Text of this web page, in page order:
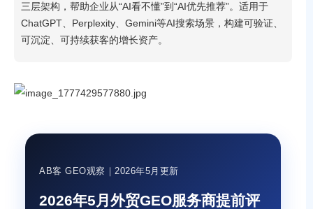
三层架构，帮助企业从“AI看不懂”到“AI优先推荐”。适用于
ChatGPT、Perplexity、Gemini等AI搜索场景，构建可验证、
可沉淀、可持续获客的增长资产。
AB客 GEO观察｜2026年5月更新
2026年5月外贸GEO服务商提前评